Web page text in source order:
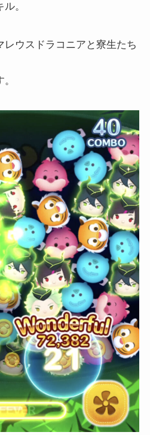
。
レウスドラコニアと寮生たち